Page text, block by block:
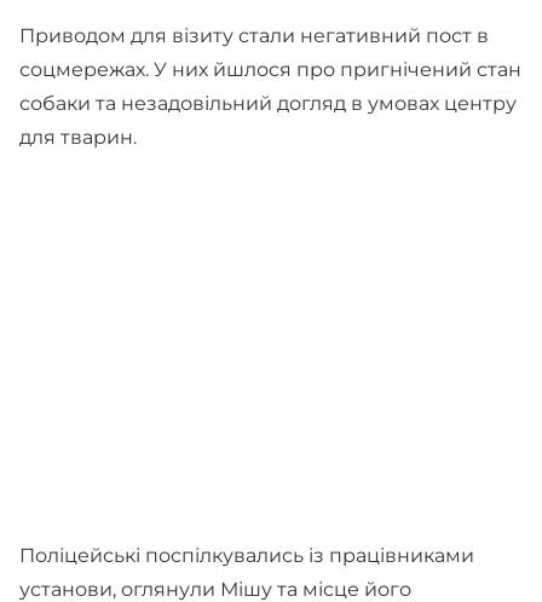
Приводом для візиту стали негативний пост в
соцмережах. У них йшлося про пригнічений стан
собаки та незадовільний догляд в умовах центру
для тварин.
Поліцейські поспілкувались із працівниками
установи, оглянули Мішу та місце його